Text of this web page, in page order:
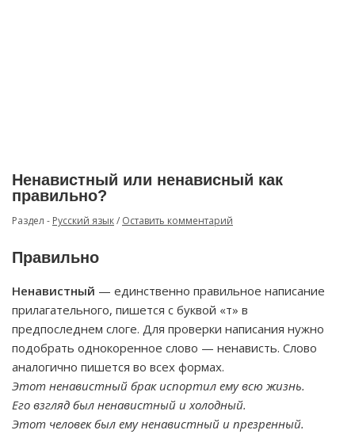
Ненавистный или ненависный как
правильно?
Раздел - Русский язык/ Оставить комментарий
Правильно
Ненавистный — единственно правильное написание
прилагательного, пишется с буквой «т» в
предпоследнем слоге. Для проверки написания нужно
подобрать однокоренное слово — ненависть. Слово
аналогично пишется во всех формах.
Этот ненавистный брак испортил ему всю жизнь.
Его взгляд был ненавистный и холодный.
Этот человек был ему ненавистный и презренный.